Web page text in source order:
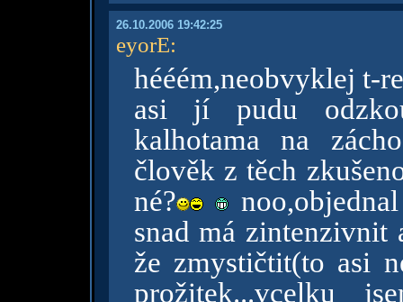
26.10.2006 19:42:25
eyorE:
hééém,neobvyklej t-
asi jí pudu
kalhotama na
člověk z těch
né?
snad má zintenzivnit
že zmystičtit(to asi
prožitek...vcelku